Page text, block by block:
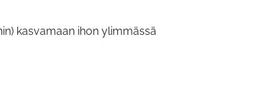
kasvamaan ihon ylimmässä